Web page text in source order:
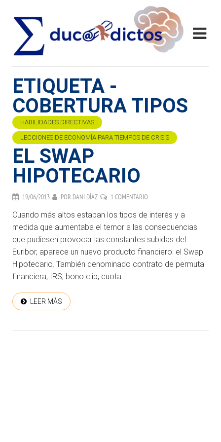
ETIQUETA -
COBERTURA TIPOS
HABILIDADES DIRECTIVAS
LECCIONES DE ECONOMÍA PARA TIEMPOS DE CRISIS
EL SWAP
HIPOTECARIO
19/06/2013 POR DANI DÍAZ 1 COMENTARIO
Cuando más altos estaban los tipos de interés y a
medida que aumentaba el temor a las consecuencias
que pudiesen provocar las constantes subidas del
Euribor, aparece un nuevo producto financiero: el Swap
Hipotecario. También denominado contrato de permuta
financiera, IRS, bono clip, cuota...
LEER MÁS